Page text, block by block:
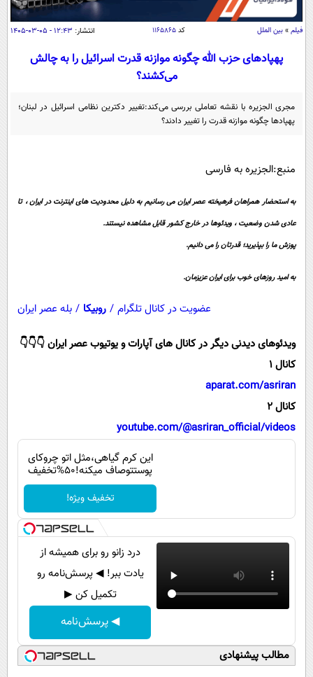
اقتصاد
اقتصادی
خودرو
جامعه
اجتماعی
حوادث
سفر و تفریح
ورزشی
بین الملل
سیاست خارجی
فرهنگ و هنر
علمی
اخبار کریپتو
گوناگون
سرگرمی
فیلم
فناوری
محیط زیست
فرهنگی
حیات وحش
سیاست خارجی
پیامک
روانشناسی
فیلم » بین الملل کد ۱۱۶۵۸۶۵ انتشار: ۱۲:۴۳ - ۰۵-۰۳-۱۴۰۵
پهپاد‌های حزب الله چگونه موازنه قدرت اسرائیل را به چالش
می‌کشند؟
مجری الجزیره با نقشه تعاملی بررسی می‌کند:تغییر دکترین نظامی اسرائیل در لبنان؛
پهپاد‌ها چگونه موازنه قدرت را تغییر دادند؟
منبع:الجزیره به فارسی
به استحضار همراهان فرهیخته عصر ایران می رسانیم به دلیل محدودیت های اینترنت در ایران ، تا
عادی شدن وضعیت ، ویدئوها در خارج کشور قابل مشاهده نیستند.
پوزش ما را بپذیرید؛ قدرتان را می دانیم.
به امید روزهای خوب برای ایران عزیزمان.
عضویت در کانال تلگرام / روبیکا / بله عصر ایران
ویدئوهای دیدنی دیگر در کانال های آپارات و یوتیوب عصر ایران 👇👇👇
کانال 1
aparat.com/asriran
کانال 2
youtube.com/@asriran_official/videos
این کرم گیاهی،مثل اتو چروکای
پوستتوصاف میکنه!50%تخفیف
تخفیف ویژه!
درد زانو رو برای همیشه از
یادت ببر! ◀ پرسش‌نامه رو
تکمیل کن ▶
◀ پرسش‌نامه
مطالب پیشنهادی